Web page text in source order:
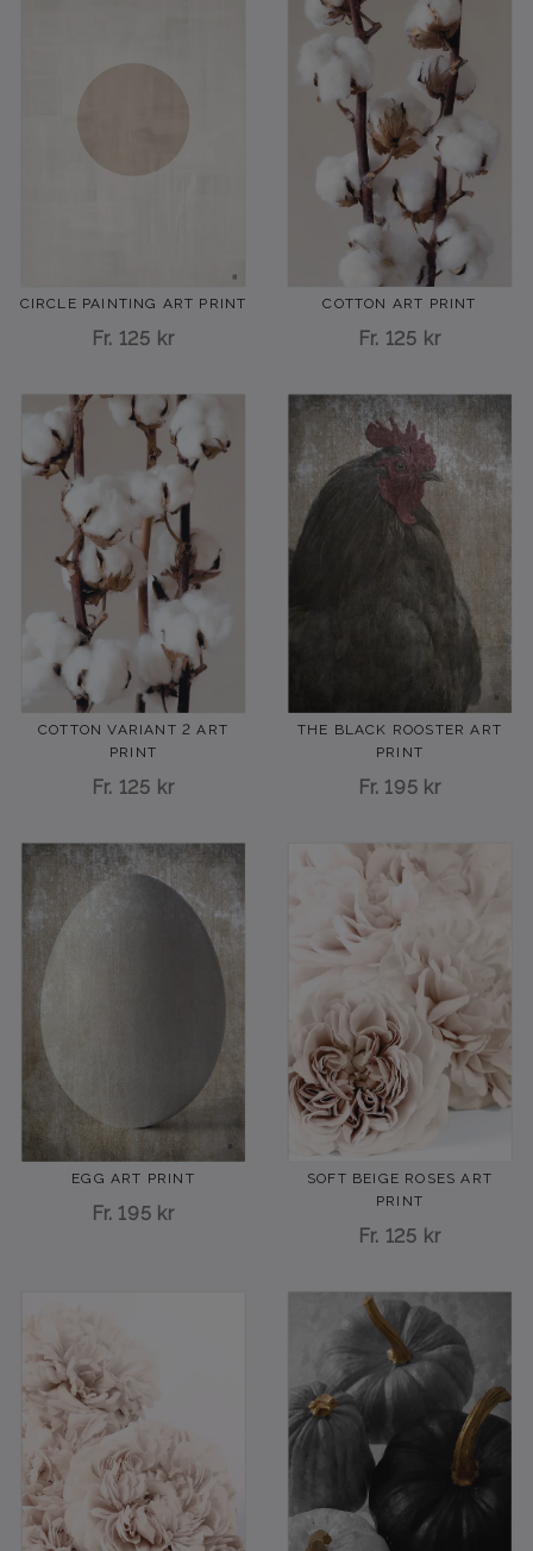
CIRCLE PAINTING ART PRINT
Fr. 125 kr
COTTON ART PRINT
Fr. 125 kr
COTTON VARIANT 2 ART
PRINT
Fr. 125 kr
THE BLACK ROOSTER ART
PRINT
Fr. 195 kr
EGG ART PRINT
Fr. 195 kr
SOFT BEIGE ROSES ART
PRINT
Fr. 125 kr